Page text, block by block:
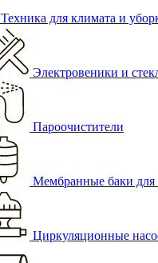
Техника для климата и
Электровеники и
Пароочистители
Мембранные баки для
Циркуляционные